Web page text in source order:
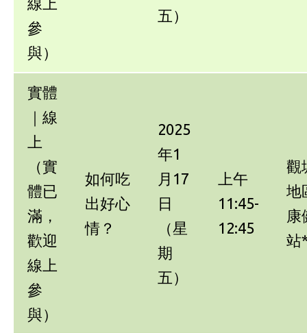
參
與）
五）
實體
｜線
上
（實
體已
滿，
歡迎
線上
參
與）
如何吃
出好心
情？
2025
年1
月17
日
（星
期
五）
上午
11:45-
12:45
觀
地
康
站